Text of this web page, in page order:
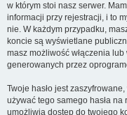
w którym stoi nasz serwer.
informacji przy rejestracji, i to
nie. W każdym przypadku,
koncie są wyświetlane
masz możliwość włączenia
generowanych przez
Twoje hasło jest
używać tego samego hasła na
umożliwia dostęp do twojego